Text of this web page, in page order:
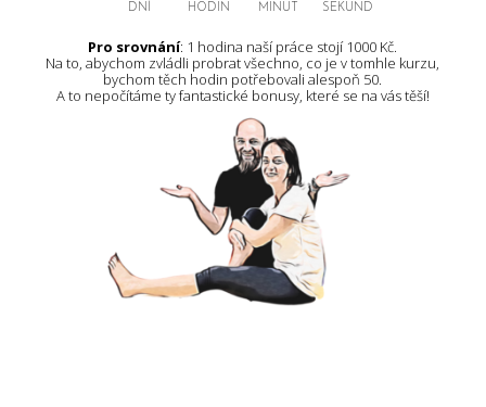
DNÍ HODIN MINUT SEKUND
Pro srovnání: 1 hodina naší práce stojí 1000 Kč.
Na to, abychom zvládli probrat všechno, co je v tomhle kurzu,
bychom těch hodin potřebovali alespoň 50.
A to nepočítáme ty fantastické bonusy, které se na vás těší!